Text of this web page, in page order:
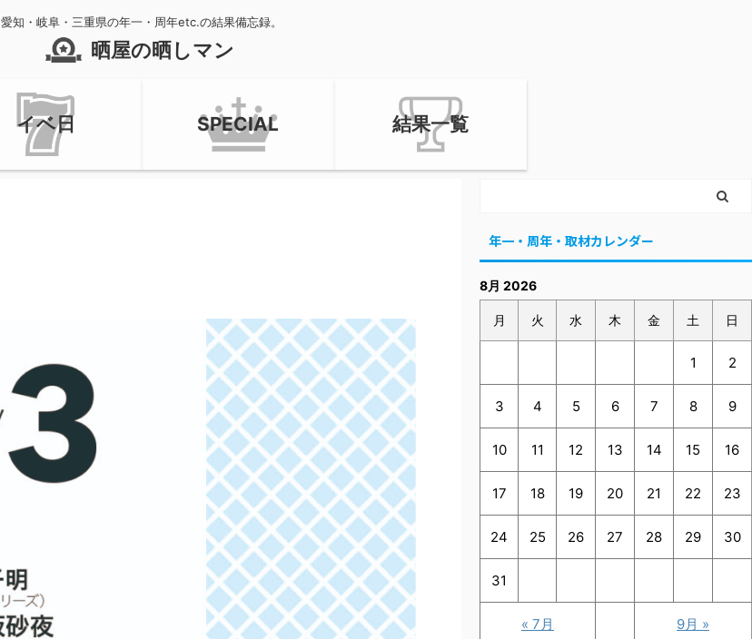
愛知・岐阜・三重県の年一・周年etc.の結果備忘録。
晒屋の晒しマン
イベ日 SPECIAL 結果一覧
年一・周年・取材カレンダー
8月 2026
月 火 水 木 金 土 日
1 2
3 4 5 6 7 8 9
10 11 12 13 14 15 16
17 18 19 20 21 22 23
24 25 26 27 28 29 30
31
« 7月 9月 »